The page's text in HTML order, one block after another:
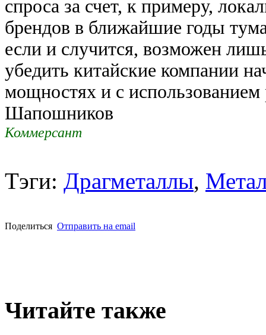
спроса за счет, к примеру,
брендов в ближайшие годы
если и случится, возможен
убедить китайские компании
мощностях и с
Шапошников
Коммерсант
Тэги: Драгметаллы,
Поделиться Отправить на email
Читайте также